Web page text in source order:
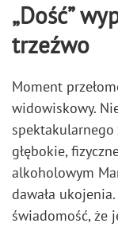
„Dość”
trzeźwo
Moment
widowiskowy.
spektakularnego
głębokie,
alkoholowym
dawała
świadomość, że